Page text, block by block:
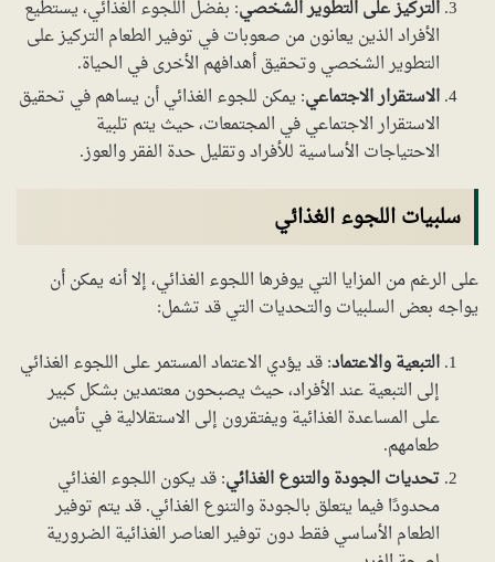
التركيز على التطوير الشخصي: بفضل اللجوء الغذائي، يستطيع
الأفراد الذين يعانون من صعوبات في توفير الطعام التركيز على
التطوير الشخصي وتحقيق أهدافهم الأخرى في الحياة.
الاستقرار الاجتماعي: يمكن للجوء الغذائي أن يساهم في تحقيق
الاستقرار الاجتماعي في المجتمعات، حيث يتم تلبية
الاحتياجات الأساسية للأفراد وتقليل حدة الفقر والعوز.
سلبيات اللجوء الغذائي
على الرغم من المزايا التي يوفرها اللجوء الغذائي، إلا أنه يمكن أن
يواجه بعض السلبيات والتحديات التي قد تشمل:
التبعية والاعتماد: قد يؤدي الاعتماد المستمر على اللجوء الغذائي
إلى التبعية عند الأفراد، حيث يصبحون معتمدين بشكل كبير
على المساعدة الغذائية ويفتقرون إلى الاستقلالية في تأمين
طعامهم.
تحديات الجودة والتنوع الغذائي: قد يكون اللجوء الغذائي
محدودًا فيما يتعلق بالجودة والتنوع الغذائي. قد يتم توفير
الطعام الأساسي فقط دون توفير العناصر الغذائية الضرورية